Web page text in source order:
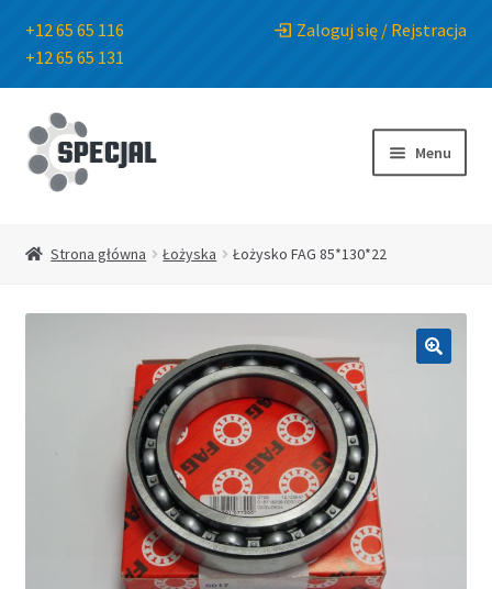
+12 65 65 116
+12 65 65 131
Zaloguj się / Rejstracja
Przejdź
do
nawigacji
Przejdź
do
treści
Menu
Strona główna Łożyska Łożysko FAG 85*130*22